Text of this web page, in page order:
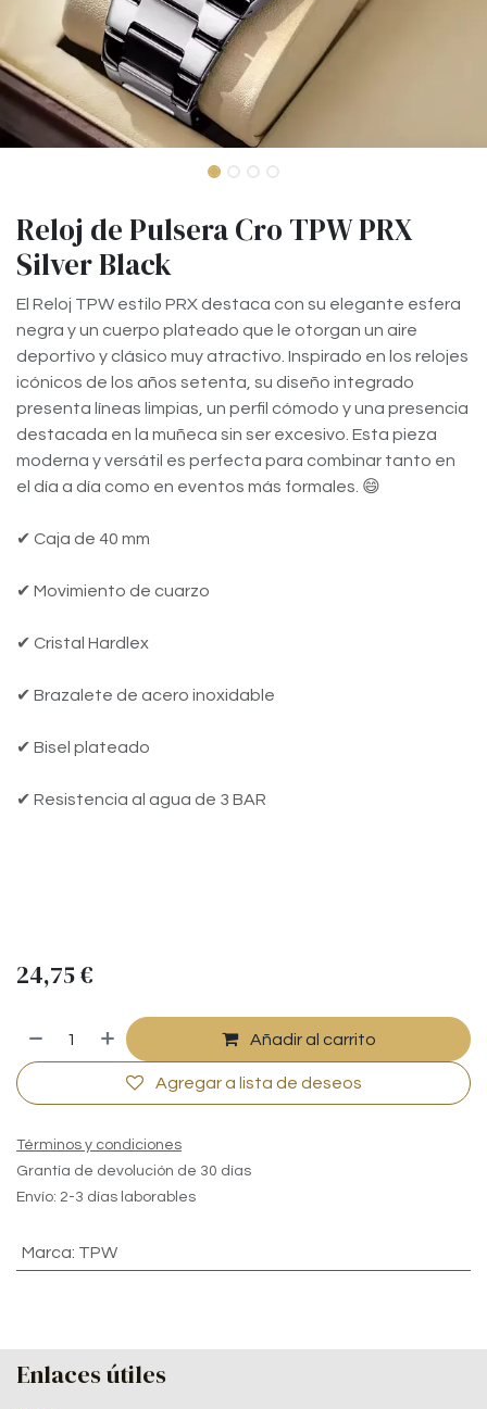
Reloj de Pulsera Cro TPW PRX
Silver Black
El Reloj TPW estilo PRX destaca con su elegante esfera
negra y un cuerpo plateado que le otorgan un aire
deportivo y clásico muy atractivo. Inspirado en los relojes
icónicos de los años setenta, su diseño integrado
presenta líneas limpias, un perfil cómodo y una presencia
destacada en la muñeca sin ser excesivo. Esta pieza
moderna y versátil es perfecta para combinar tanto en
el día a día como en eventos más formales. 😄
✔ Caja de 40 mm
✔ Movimiento de cuarzo
✔ Cristal Hardlex
✔ Brazalete de acero inoxidable
✔ Bisel plateado
✔ Resistencia al agua de 3 BAR
24,75€
Añadir al carrito
Agregar a lista de deseos
Términos y condiciones
Grantía de devolución de 30 días
Envío: 2-3 días laborables
Marca: TPW
Enlaces útiles